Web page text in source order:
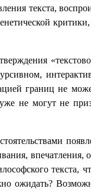
текста,
критики,
границ не
не могут не
впечатления,
текста,
ожидать?